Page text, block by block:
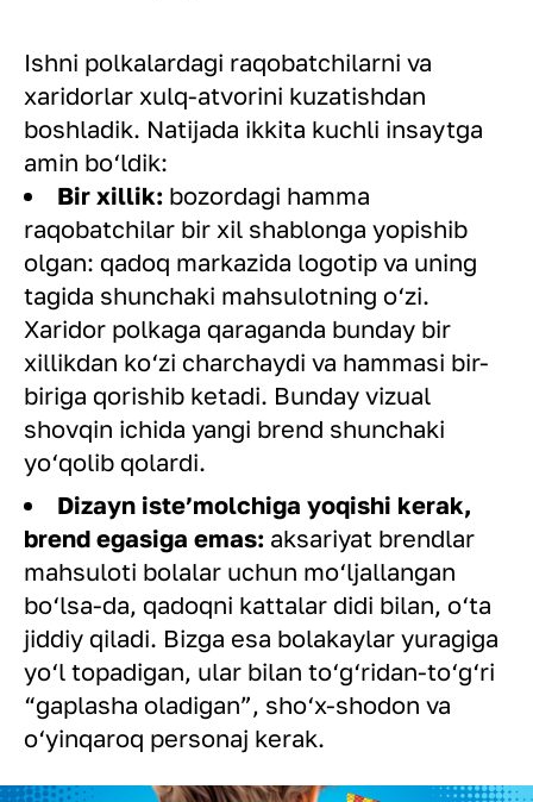
Ishni polkalardagi raqobatchilarni va
xaridorlar xulq-atvorini kuzatishdan
boshladik. Natijada ikkita kuchli insaytga
amin bo‘ldik:
Bir xillik: bozordagi hamma
raqobatchilar bir xil shablonga yopishib
olgan: qadoq markazida logotip va uning
tagida shunchaki mahsulotning o‘zi.
Xaridor polkaga qaraganda bunday bir
xillikdan ko‘zi charchaydi va hammasi bir-
biriga qorishib ketadi. Bunday vizual
shovqin ichida yangi brend shunchaki
yo‘qolib qolardi.
Dizayn iste’molchiga yoqishi kerak,
brend egasiga emas: aksariyat brendlar
mahsuloti bolalar uchun mo‘ljallangan
bo‘lsa-da, qadoqni kattalar didi bilan, o‘ta
jiddiy qiladi. Bizga esa bolakaylar yuragiga
yo‘l topadigan, ular bilan to‘g‘ridan-to‘g‘ri
“gaplasha oladigan”, sho‘x-shodon va
o‘yinqaroq personaj kerak.